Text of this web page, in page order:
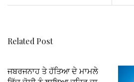
Related Post
ਜਬਰਜਨਾਹ ਤੇ ਹੱਤਿਆ ਦੇ ਮਾਮਲੇ